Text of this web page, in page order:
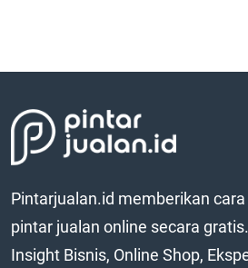
Pintarjualan.id memberikan
pintar jualan online secara
Insight Bisnis, Online Shop,